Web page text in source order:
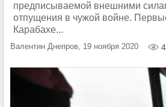
предписываемой внешними
отпущения в чужой войне.
Карабахе...
Валентин Днепров, 19 ноября 2020